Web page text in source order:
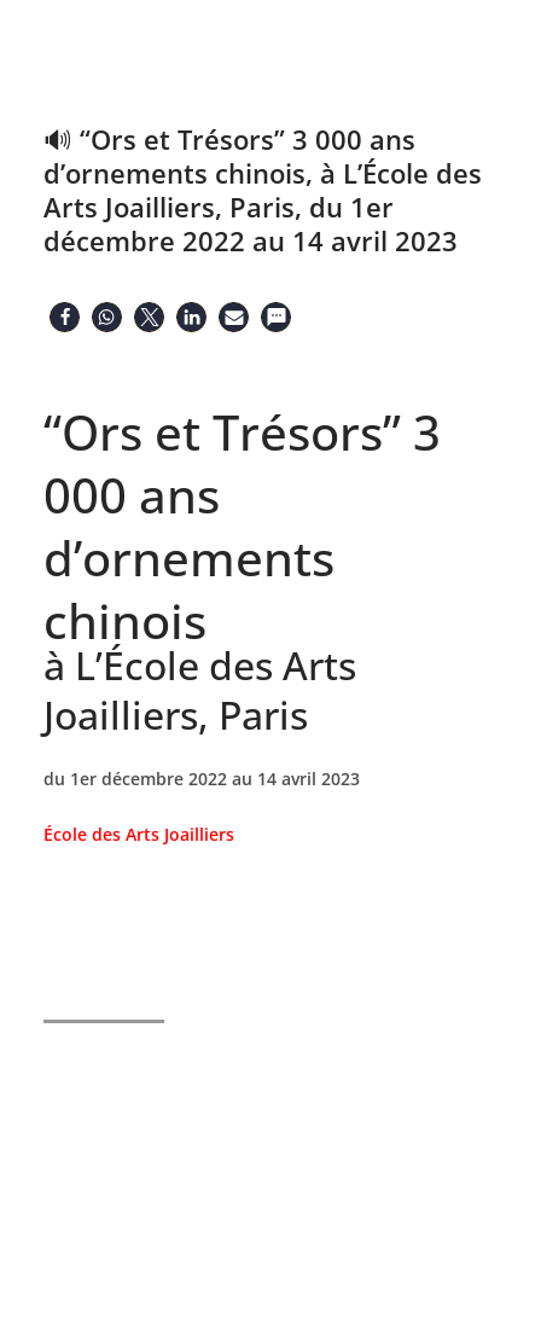
🔊 “Ors et Trésors” 3 000 ans
d’ornements chinois, à L’École des
Arts Joailliers, Paris, du 1er
décembre 2022 au 14 avril 2023
“Ors et Trésors” 3
000 ans
d’ornements
chinois
à L’École des Arts
Joailliers, Paris
du 1er décembre 2022 au 14 avril 2023
École des Arts Joailliers